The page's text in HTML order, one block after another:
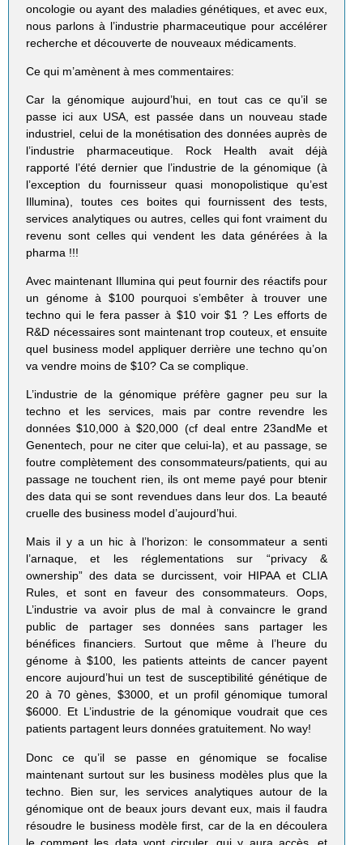
oncologie ou ayant des maladies génétiques, et avec eux,
nous parlons à l’industrie pharmaceutique pour accélérer
recherche et découverte de nouveaux médicaments.
Ce qui m’amènent à mes commentaires:
Car la génomique aujourd’hui, en tout cas ce qu’il se
passe ici aux USA, est passée dans un nouveau stade
industriel, celui de la monétisation des données auprès de
l’industrie pharmaceutique. Rock Health avait déjà
rapporté l’été dernier que l’industrie de la génomique (à
l’exception du fournisseur quasi monopolistique qu’est
Illumina), toutes ces boites qui fournissent des tests,
services analytiques ou autres, celles qui font vraiment du
revenu sont celles qui vendent les data générées à la
pharma !!!
Avec maintenant Illumina qui peut fournir des réactifs pour
un génome à $100 pourquoi s’embêter à trouver une
techno qui le fera passer à $10 voir $1 ? Les efforts de
R&D nécessaires sont maintenant trop couteux, et ensuite
quel business model appliquer derrière une techno qu’on
va vendre moins de $10? Ca se complique.
L’industrie de la génomique préfère gagner peu sur la
techno et les services, mais par contre revendre les
données $10,000 à $20,000 (cf deal entre 23andMe et
Genentech, pour ne citer que celui-la), et au passage, se
foutre complètement des consommateurs/patients, qui au
passage ne touchent rien, ils ont meme payé pour btenir
des data qui se sont revendues dans leur dos. La beauté
cruelle des business model d’aujourd’hui.
Mais il y a un hic à l’horizon: le consommateur a senti
l’arnaque, et les réglementations sur “privacy &
ownership” des data se durcissent, voir HIPAA et CLIA
Rules, et sont en faveur des consommateurs. Oops,
L’industrie va avoir plus de mal à convaincre le grand
public de partager ses données sans partager les
bénéfices financiers. Surtout que même à l’heure du
génome à $100, les patients atteints de cancer payent
encore aujourd’hui un test de susceptibilité génétique de
20 à 70 gènes, $3000, et un profil génomique tumoral
$6000. Et L’industrie de la génomique voudrait que ces
patients partagent leurs données gratuitement. No way!
Donc ce qu’il se passe en génomique se focalise
maintenant surtout sur les business modèles plus que la
techno. Bien sur, les services analytiques autour de la
génomique ont de beaux jours devant eux, mais il faudra
résoudre le business modèle first, car de la en découlera
le comment les data vont circuler, qui y aura accès, et